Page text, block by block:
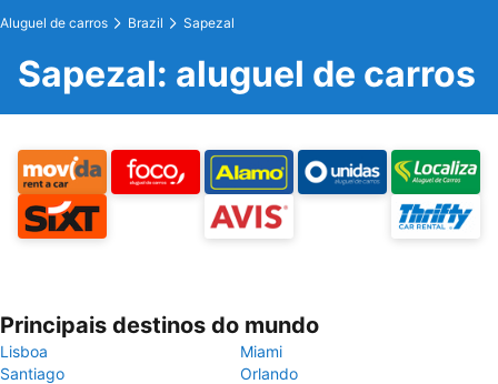
Aluguel de carros Brazil Sapezal
Sapezal: aluguel de carros
Principais destinos do mundo
Lisboa
Miami
Santiago
Orlando